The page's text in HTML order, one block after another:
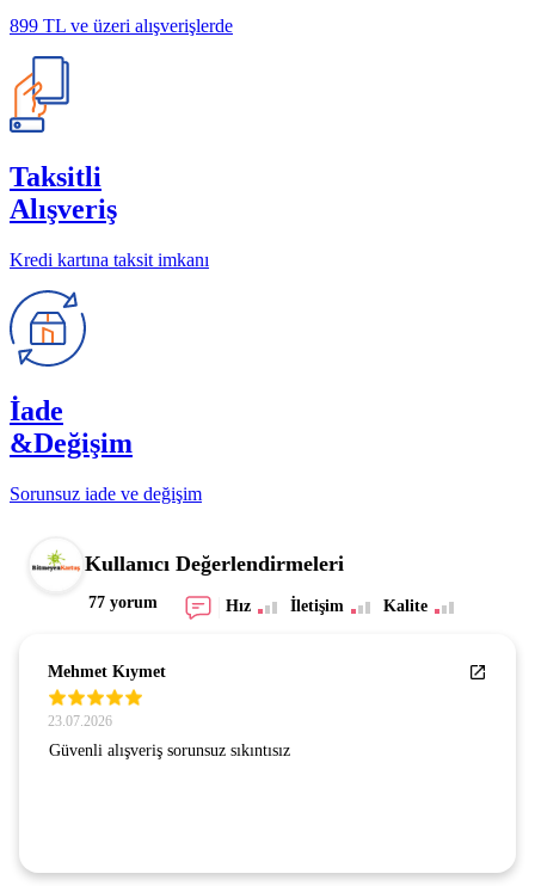
899 TL ve üzeri alışverişlerde
Taksitli
Alışveriş
Kredi kartına taksit imkanı
İade
&Değişim
Sorunsuz iade ve değişim
Kullanıcı Değerlendirmeleri
77 yorum Hız İletişim Kalite
Mehmet Kıymet
23.07.2026
Güvenli alışveriş sorunsuz sıkıntısız